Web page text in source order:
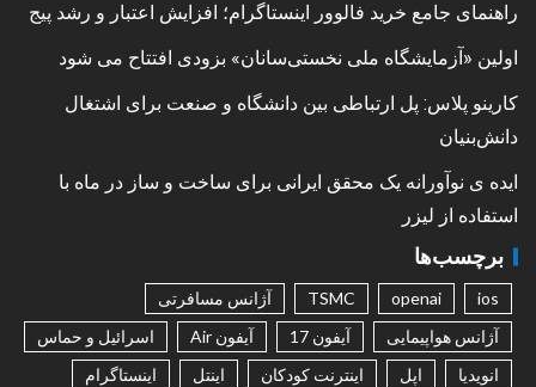
راهنمای جامع خرید فالوور اینستاگرام؛ افزایش اعتبار و رشد پیج
اولین «آزمایشگاه ملی نخستی‌سانان» بزودی افتتاح می شود
کارینو پلاس: پل ارتباطی بین دانشگاه و صنعت برای اشتغال
دانش‌بنیان
ایده ی نوآورانه یک محقق ایرانی برای ساخت و ساز در ماه با
استفاده از لیزر
برچسب‌ها
ios
openai
TSMC
آژانس مسافرتی
آژانس هواپیمایی
آیفون 17 آیفون Air
اسرائیل و حماس
انویدیا
اپل اینترنت کودکان اینتل
اینستاگرام